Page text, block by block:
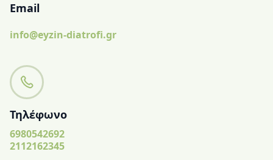
Email
info@eyzin-diatrofi.gr
Τηλέφωνο
6980542692
2112162345